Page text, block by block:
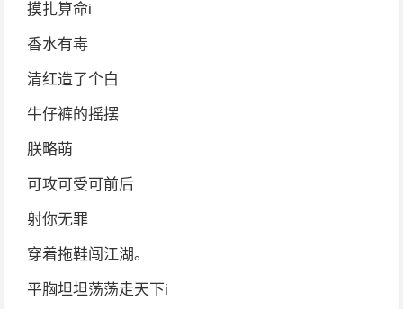
摸扎算命i
香水有毒
清红造了个白
牛仔裤的摇摆
朕略萌
可攻可受可前后
射你无罪
穿着拖鞋闯江湖。
平胸坦坦荡荡走天下i